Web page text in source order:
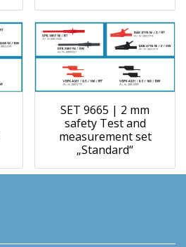
SET 9665 | 2 mm
safety Test and
measurement set
„Standard“